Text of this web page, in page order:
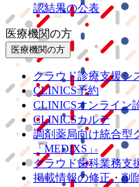
認結果の公表
医療機関の方
医療機関の方
クラウド診療支援シ
CLINICS予約
CLINICSオンライン
CLINICSカルテ
調剤薬局向け統合型
「MEDIXS」
クラウド歯科業務支
掲載情報の修正・削